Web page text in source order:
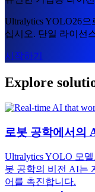
Ultralytics YOLO26
십시오. 단일 라이선
시작하기
Explore
로봇 공학에서의
Ultralytics YOLO 모
봇 공학의 비전 AI는
어를 촉진합니다.